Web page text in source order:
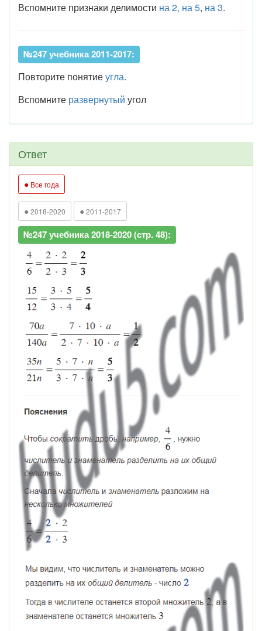
Вспомните признаки делимости на 2, на 5, на 3.
№247 учебника 2011-2017:
Повторите понятиеугла.
Вспомните развернутый угол
Ответ
● Все года
● 2018-2020 ● 2011-2017
№247 учебника 2018-2020 (стр. 48):